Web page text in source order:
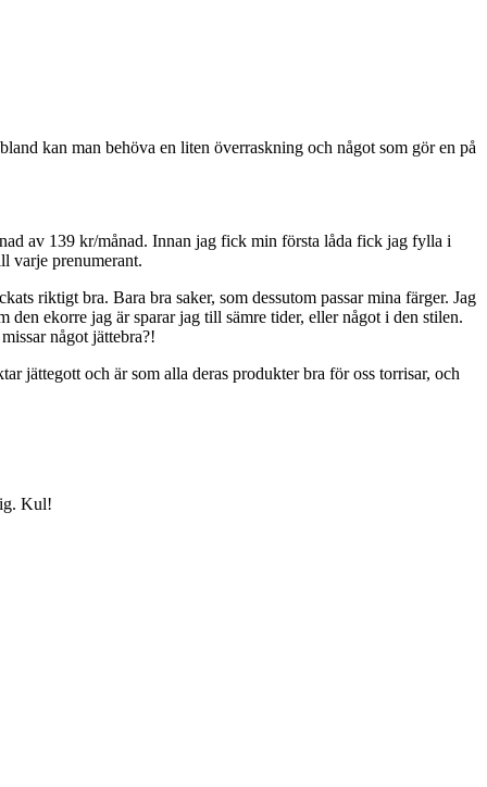
kan man behöva en liten överraskning och något som gör en på
av 139 kr/månad. Innan jag fick min första låda fick jag fylla i
varje prenumerant.
riktigt bra. Bara bra saker, som dessutom passar mina färger. Jag
ekorre jag är sparar jag till sämre tider, eller något i den stilen.
något jättebra?!
jättegott och är som alla deras produkter bra för oss torrisar, och
Kul!